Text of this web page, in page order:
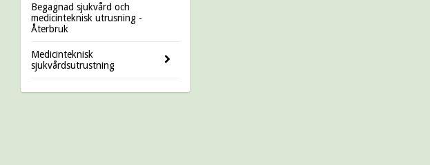
Begagnad sjukvård och
medicinteknisk utrusning -
Återbruk
Medicinteknisk
sjukvårdsutrustning